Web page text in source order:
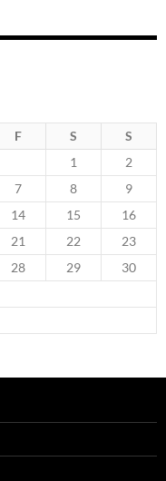
F S S
1
2
7 8
9
14 15
16
21 22
23
28 29
30